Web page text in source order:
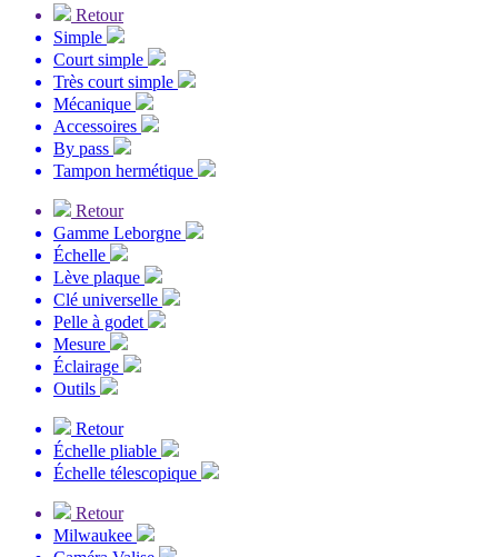
Retour
Simple
Court simple
Très court simple
Mécanique
Accessoires
By pass
Tampon hermétique
Retour
Gamme Leborgne
Échelle
Lève plaque
Clé universelle
Pelle à godet
Mesure
Éclairage
Outils
Retour
Échelle pliable
Échelle télescopique
Retour
Milwaukee